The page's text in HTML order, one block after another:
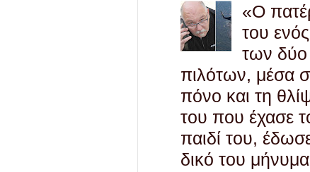
«Ο
του
των δύο
πιλότων, μέσα
πόνο και τη
του που έχασε
παιδί του,
δικό του μήνυμα